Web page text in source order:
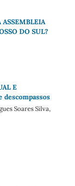
ASSEMBLEIA
DO SUL?
E
descompassos
Soares Silva,